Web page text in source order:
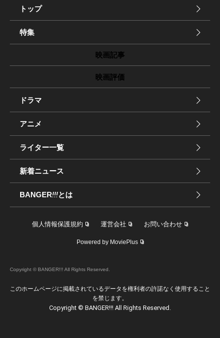
トップ
特集
映画記事
映画評価
ドラマ
アニメ
ライター一覧
新着ニュース
BANGER!!!とは
個人情報保護規約 運営会社 お問い合わせ
Powered by MoviePlus
Copyright © BANGER!!! All Rights Reserved.
このホームページに掲載されているデータを権利者の許諾なく使用すること
を禁じます。
Copyright © BANGER!!! All Rights Reserved.